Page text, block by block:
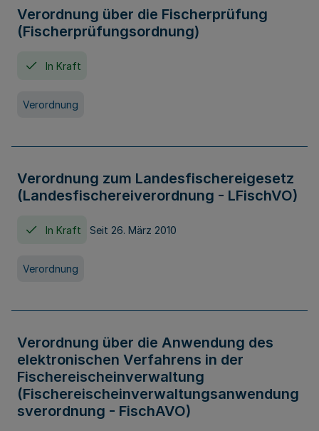
Verordnung über die Fischerprüfung
(Fischerprüfungsordnung)
In Kraft
Verordnung
Verordnung zum Landesfischereigesetz
(Landesfischereiverordnung - LFischVO)
In Kraft Seit 26. März 2010
Verordnung
Verordnung über die Anwendung des
elektronischen Verfahrens in der
Fischereischeinverwaltung
(Fischereischeinverwaltungsanwendung
sverordnung - FischAVO)